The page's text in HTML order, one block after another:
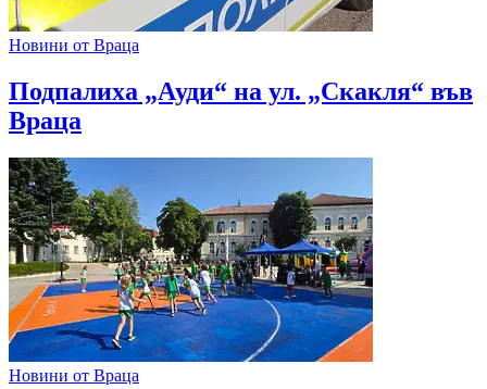
Новини от Враца
Подпалиха „Ауди“ на ул. „Скакля“ във
Враца
Новини от Враца